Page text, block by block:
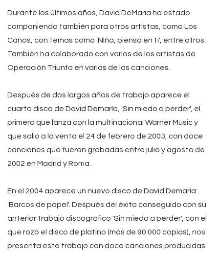
Durante los últimos años, David DeMaria ha estado
componiendo también para otros artistas, como Los
Caños, con temas como 'Niña, piensa en tí', entre otros.
También ha colaborado con varios de los artistas de
Operación Triunfo en varias de las canciones.
Después de dos largos años de trabajo aparece el
cuarto disco de David Demaría, 'Sin miedo a perder', el
primero que lanza con la multinacional Warner Music y
que salió a la venta el 24 de febrero de 2003, con doce
canciones que fueron grabadas entre julio y agosto de
2002 en Madrid y Roma.
En el 2004 aparece un nuevo disco de David Demaria:
'Barcos de papel'. Después del éxito conseguido con su
anterior trabajo discográfico 'Sin miedo a perder', con el
que rozó el disco de platino (más de 90.000 copias), nos
presenta este trabajo con doce canciones producidas